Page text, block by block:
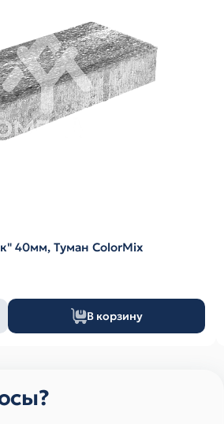
40мм, Туман ColorMix
В корзину